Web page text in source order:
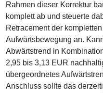
Rahmen dieser Korrektur
komplett ab und steuerte
Retracement der
Aufwärtsbewegung an.
Abwärtstrend in
2,95 bis 3,13 EUR
übergeordnetes
Anschluss sollte das